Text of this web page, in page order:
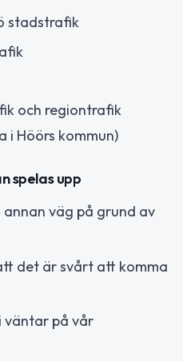
stadstrafik
och regiontrafik
i Höörs kommun)
spelas upp
annan väg på grund av
det är svårt att komma
väntar på vår